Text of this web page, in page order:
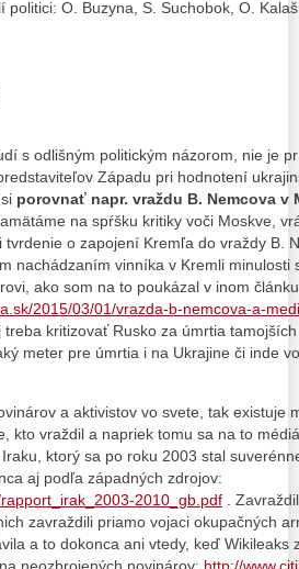
politici: O. Buzyna, S. Suchobok, O.
s odlišným politickým názorom, nie je
Západu pri hodnotení
porovnať napr. vraždu B. Nemcova v
na spŕšku kritiky voči Moskve,
tvrdenie o zapojení Kremľa do vraždy B.
nachádzaním vinníka v Kremli minulosti
ako som na to poukázal v inom
2015/03/01/vrazda-b-nemcova-a-
kritizovať Rusko za úmrtia
meter pre úmrtia i na Ukrajine či inde
a aktivistov vo svete, tak existuje
kto vraždil a napriek tomu sa na to
ktorý sa po roku 2003 stal
aj podľa západných zdrojov:
2010_gb.pdf .
zavraždili priamo vojaci okupačných
a to dokonca ani vtedy, keď Wikileaks